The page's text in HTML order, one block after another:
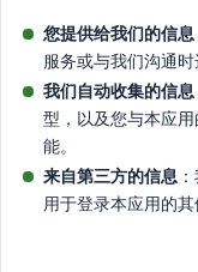
您提供给我们的信息
服务或与我们沟通时
我们自动收集的信息
型，以及您与本应
能。
来自第三方的信息
用于登录本应用的